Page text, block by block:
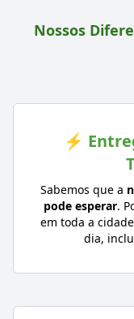
Nossos
⚡
Sabemos que a
pode esperar.
em toda a
dia,